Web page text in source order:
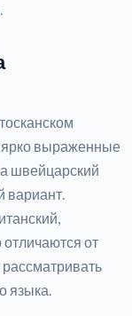
ярко выраженные
швейцарский
вариант.
от
рассматривать
языка.